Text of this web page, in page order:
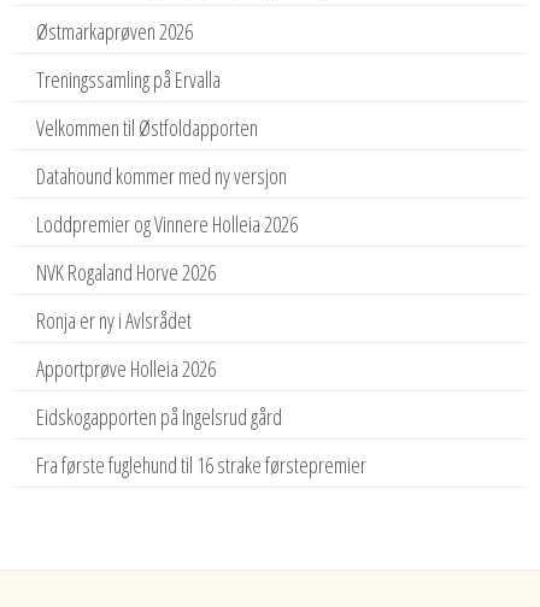
Østmarkaprøven 2026
Treningssamling på Ervalla
Velkommen til Østfoldapporten
Datahound kommer med ny versjon
Loddpremier og Vinnere Holleia 2026
NVK Rogaland Horve 2026
Ronja er ny i Avlsrådet
Apportprøve Holleia 2026
Eidskogapporten på Ingelsrud gård
Fra første fuglehund til 16 strake førstepremier